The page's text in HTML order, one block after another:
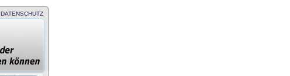
DATENSCHUTZ